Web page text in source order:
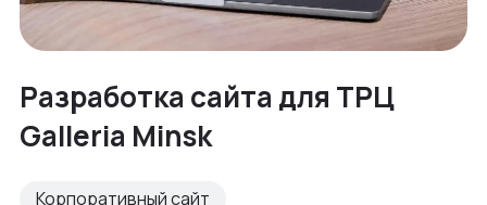
Разработка сайта для ТРЦ
Galleria Minsk
Корпоративный сайт